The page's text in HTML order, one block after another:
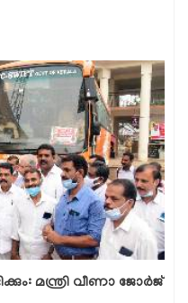
മന്ത്രി വീണാ ജോര്‍ജ്